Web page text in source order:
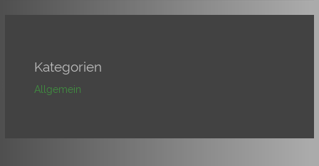
Kategorien
Allgemein